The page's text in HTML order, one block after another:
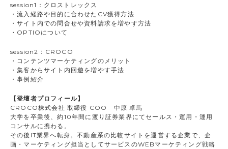
session1：クロストレックス
・流入経路や目的に合わせたCV獲得方法
・サイト内での問合せや資料請求を増やす方法
・OPTIOについて
session2：CROCO
・コンテンツマーケティングのメリット
・集客からサイト内回遊を増やす手法
・事例紹介
【登壇者プロフィール】
CROCO株式会社 取締役 COO 中原 卓馬
大学を卒業後、約10年間に渡り証券業界にてセールス・運用・運用
コンサルに携わる。
その後IT業界へ転身。不動産系の比較サイトを運営する企業で、企
画・マーケティング担当としてサービスのWEBマーケティング戦略